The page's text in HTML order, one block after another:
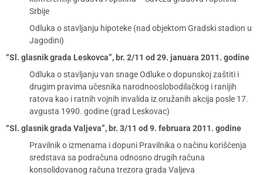
Srbije
Odluka o stavljanju hipoteke (nad objektom Gradski stadion u
Jagodini)
“Sl. glasnik grada Leskovca”, br. 2/11 od 29. januara 2011. godine
Odluka o stavljanju van snage Odluke o dopunskoj zaštiti i
drugim pravima učesnika narodnooslobodilačkog i ranijih
ratova kao i ratnih vojnih invalida iz oružanih akcija posle 17.
avgusta 1990. godine (grad Leskovac)
“Sl. glasnik grada Valjeva”, br. 3/11 od 9. februara 2011. godine
Pravilnik o izmenama i dopuni Pravilnika o načinu korišćenja
sredstava sa podračuna odnosno drugih računa
konsolidovanog računa trezora grada Valjeva